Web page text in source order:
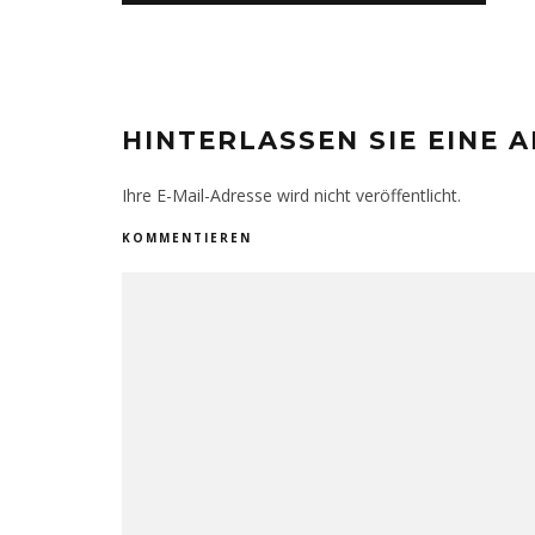
HINTERLASSEN SIE EINE
Ihre E-Mail-Adresse wird nicht veröffentlicht.
KOMMENTIEREN